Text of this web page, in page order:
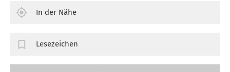
In der Nähe
Lesezeichen